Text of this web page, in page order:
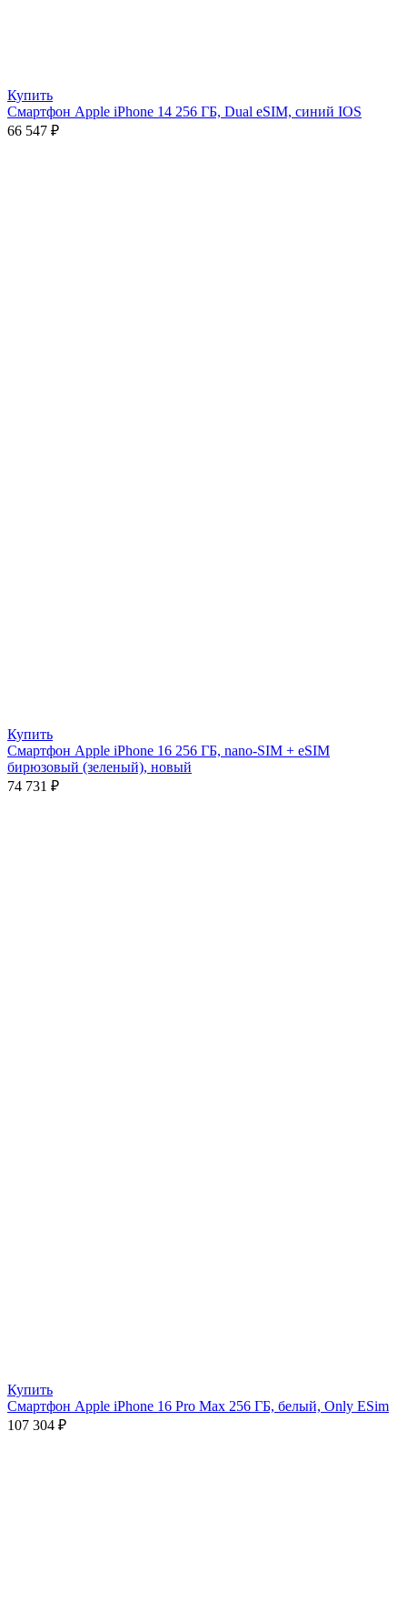
Купить
Смартфон Apple iPhone 14 256 ГБ, Dual eSIM, синий IOS
66 547 ₽
Купить
Смартфон Apple iPhone 16 256 ГБ, nano-SIM + eSIM
бирюзовый (зеленый), новый
74 731 ₽
Купить
Смартфон Apple iPhone 16 Pro Max 256 ГБ, белый, Only ESim
107 304 ₽